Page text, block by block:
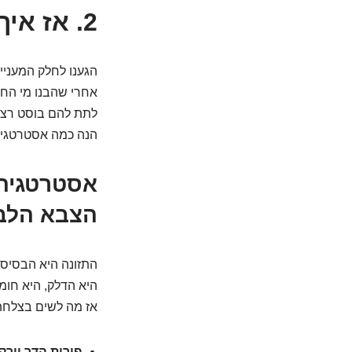
2. אז איך כן מעלים אותם? 7 דרכים (בלי קסמים)
הגענו לחלק
אחרי שהבנו מי
לתת להם בוסט
הנה כמה
הצבא
התזונה היא
היא הדלק, היא
אז מה לשים